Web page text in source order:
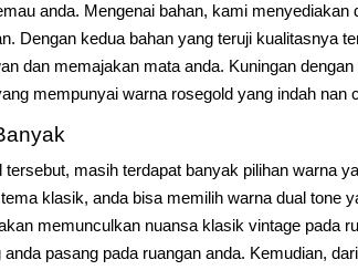
anda. Mengenai bahan, kami menyediakan
Dengan kedua bahan yang teruji kualitasnya
dan memajakan mata anda. Kuningan
mempunyai warna rosegold yang indah nan
masih terdapat banyak pilihan warna
klasik, anda bisa memilih warna dual tone
memunculkan nuansa klasik vintage pada
pasang pada ruangan anda. Kemudian,